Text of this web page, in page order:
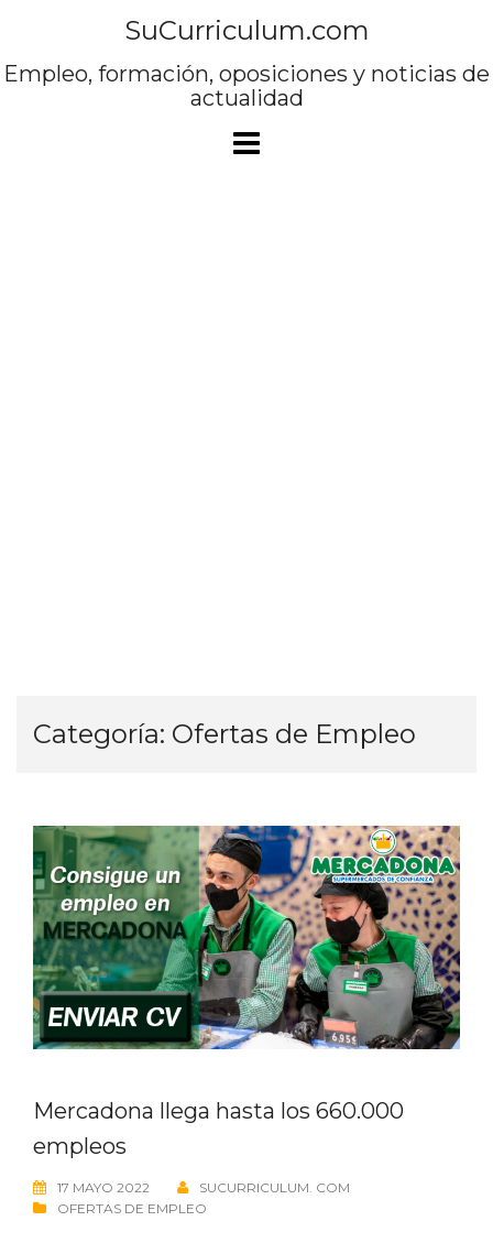
contenido
SuCurriculum.com
Empleo, formación, oposiciones y noticias de
actualidad
Categoría: Ofertas de Empleo
Mercadona llega hasta los 660.000
empleos
17 MAYO 2022
SUCURRICULUM. COM
OFERTAS DE EMPLEO